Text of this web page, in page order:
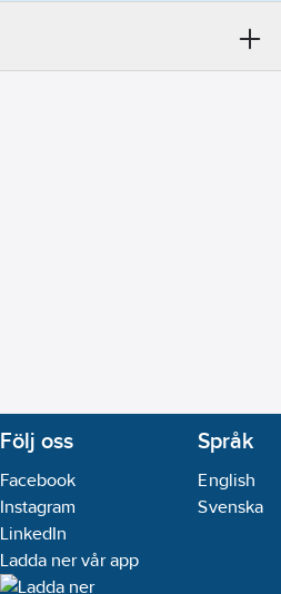
Följ oss
Facebook
Instagram
LinkedIn
Ladda ner vår app
Språk
English
Svenska